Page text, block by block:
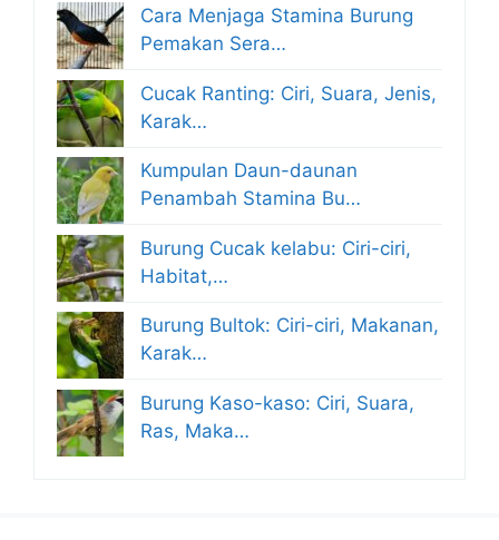
Cara Menjaga Stamina Burung
Pemakan Sera…
Cucak Ranting: Ciri, Suara, Jenis,
Karak…
Kumpulan Daun-daunan
Penambah Stamina Bu…
Burung Cucak kelabu: Ciri-ciri,
Habitat,…
Burung Bultok: Ciri-ciri, Makanan,
Karak…
Burung Kaso-kaso: Ciri, Suara,
Ras, Maka…